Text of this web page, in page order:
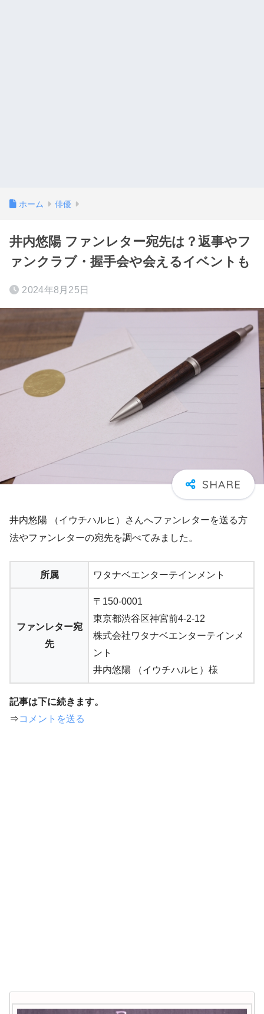
ホーム 俳優
井内悠陽 ファンレター宛先は？返事やフ
ァンクラブ・握手会や会えるイベントも
2024年8月25日
井内悠陽 （イウチハルヒ）さんへファンレターを送る方
法やファンレターの宛先を調べてみました。
所属 ワタナベエンターテインメント
ファンレター宛
先
〒150-0001
東京都渋谷区神宮前4-2-12
株式会社ワタナベエンターテインメ
ント
井内悠陽 （イウチハルヒ）様
記事は下に続きます。
⇒コメントを送る